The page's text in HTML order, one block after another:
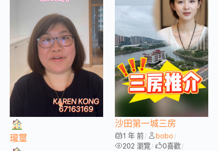
瓏璽
沙田第一城三房
1 年 前 / bobo /
202 瀏覽 / 0喜歡 /